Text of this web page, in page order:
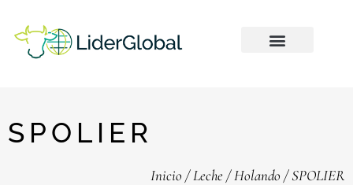
SPOLIER
Inicio /Leche /Holando / SPOLIER